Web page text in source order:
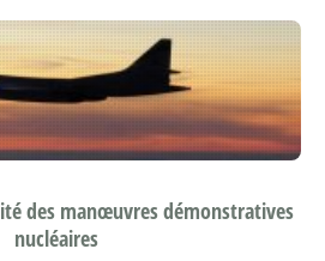
des manœuvres démonstratives
nucléaires